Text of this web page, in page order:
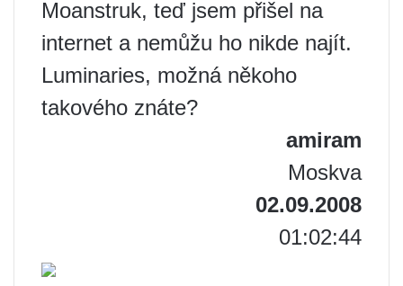
Moanstruk, teď jsem přišel na
internet a nemůžu ho nikde najít.
Luminaries, možná někoho
takového znáte?
amiram
Moskva
02.09.2008
01:02:44